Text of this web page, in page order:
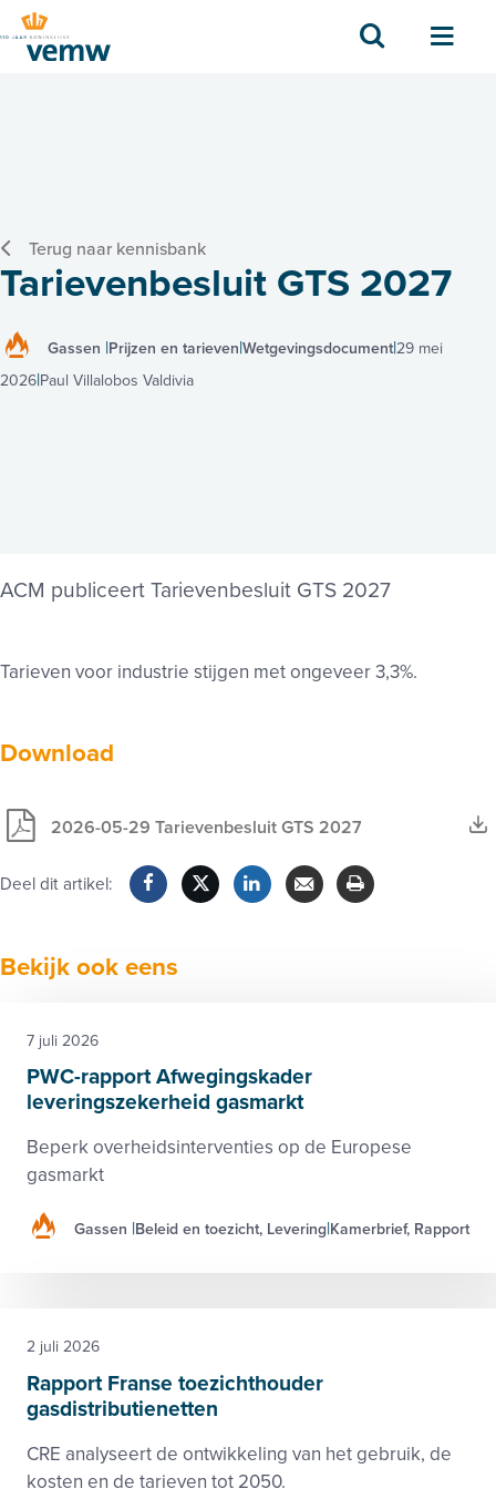
Zoek
Terug naar kennisbank
Tarievenbesluit GTS 2027
Gassen Prijzen en tarieven Wetgevingsdocument 29 mei
2026 Paul Villalobos Valdivia
ACM publiceert Tarievenbesluit GTS 2027
Tarieven voor industrie stijgen met ongeveer 3,3%.
Download
2026-05-29 Tarievenbesluit GTS 2027
Deel dit artikel:
Bekijk ook eens
PWC-rapport Afwegingskader
leveringszekerheid gasmarkt
Beperk overheidsinterventies op de Europese
gasmarkt
7 juli 2026
Gassen Beleid en toezicht, Levering Kamerbrief, Rapport
Rapport Franse toezichthouder
gasdistributienetten
CRE analyseert de ontwikkeling van het gebruik, de
kosten en de tarieven tot 2050.
2 juli 2026